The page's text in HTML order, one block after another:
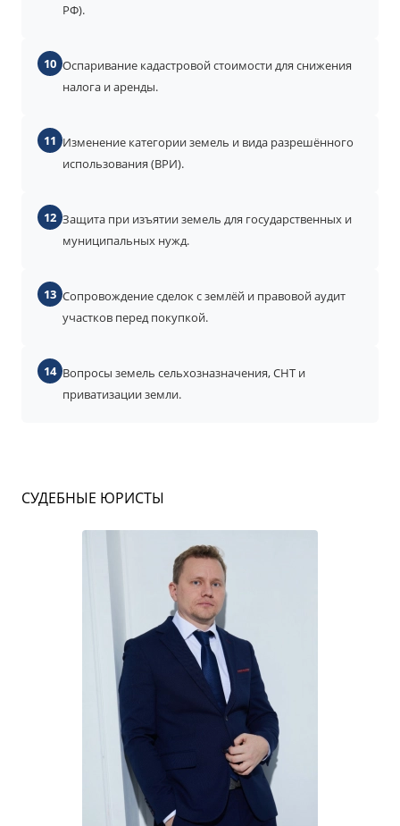
РФ).
10 Оспаривание кадастровой стоимости для снижения
налога и аренды.
11 Изменение категории земель и вида разрешённого
использования (ВРИ).
12 Защита при изъятии земель для государственных и
муниципальных нужд.
13 Сопровождение сделок с землёй и правовой аудит
участков перед покупкой.
14 Вопросы земель сельхозназначения, СНТ и
приватизации земли.
СУДЕБНЫЕ ЮРИСТЫ